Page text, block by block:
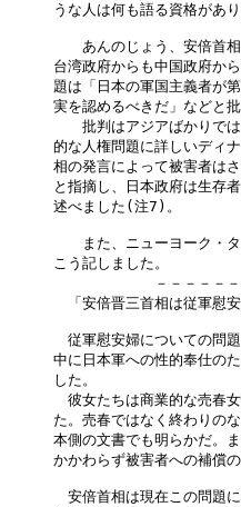
うな人は何も語る資格があ
あんのじょう、安倍首相
台湾政府からも中国政府か
題は「日本の軍国主義者が
実を認めるべきだ」などと
批判はアジアばかりでは
的な人権問題に詳しいディ
相の発言によって被害者は
と指摘し、日本政府は生存
述べました(注7)。
また、ニューヨーク・タ
こう記しました。
－－－－－－－－－
「安倍晋三首相は従軍慰
従軍慰安婦についての問
中に日本軍への性的奉仕の
した。
彼女たちは商業的な売春
た。売春ではなく終わりの
本側の文書でも明らかだ。
かかわらず被害者への補償
安倍首相は現在この問題